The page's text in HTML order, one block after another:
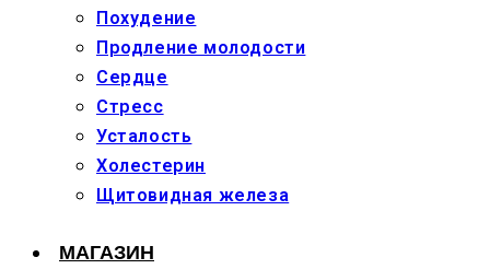
Похудение
Продление молодости
Сердце
Стресс
Усталость
Холестерин
Щитовидная железа
МАГАЗИН